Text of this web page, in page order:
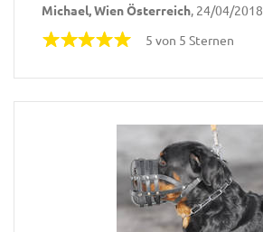
Michael, Wien Österreich , 24/04/2018
5 von 5 Sternen